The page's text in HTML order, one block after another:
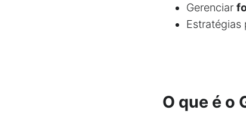
Gerenciar
Estratégias
O que é o